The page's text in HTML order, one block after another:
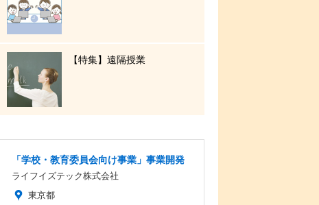
【特集】遠隔授業
「学校・教育委員会向け事業」事業開発
ライフイズテック株式会社
東京都